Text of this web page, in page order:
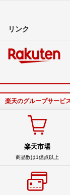
リンク
楽天のグループサービ
楽天市場
商品数は1億点以上